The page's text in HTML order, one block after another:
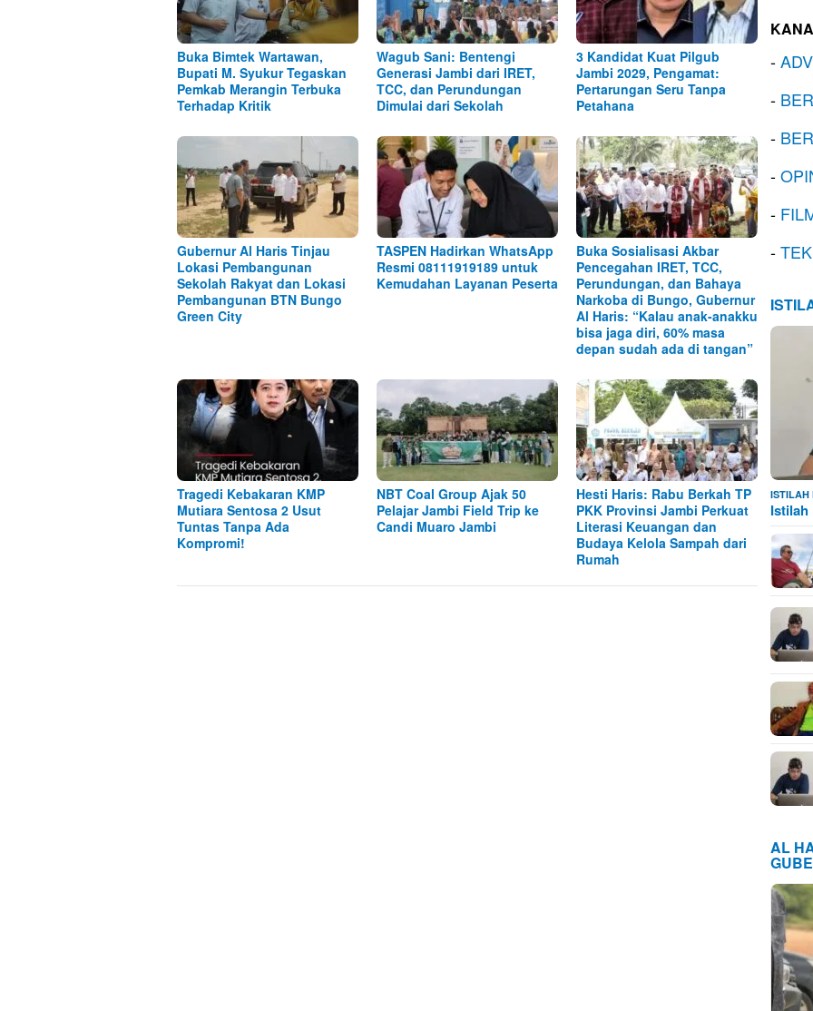
Buka Bimtek Wartawan,
Bupati M. Syukur Tegaskan
Pemkab Merangin Terbuka
Terhadap Kritik
Wagub Sani: Bentengi
Generasi Jambi dari IRET,
TCC, dan Perundungan
Dimulai dari Sekolah
3 Kandidat Kuat Pilgub
Jambi 2029, Pengamat:
Pertarungan Seru Tanpa
Petahana
Gubernur Al Haris Tinjau
Lokasi Pembangunan
Sekolah Rakyat dan Lokasi
Pembangunan BTN Bungo
Green City
TASPEN Hadirkan WhatsApp
Resmi 08111919189 untuk
Kemudahan Layanan Peserta
Buka Sosialisasi Akbar
Pencegahan IRET, TCC,
Perundungan, dan Bahaya
Narkoba di Bungo, Gubernur
Al Haris: “Kalau anak-anakku
bisa jaga diri, 60% masa
depan sudah ada di tangan”
Tragedi Kebakaran KMP
Mutiara Sentosa 2 Usut
Tuntas Tanpa Ada
Kompromi!
NBT Coal Group Ajak 50
Pelajar Jambi Field Trip ke
Candi Muaro Jambi
Hesti Haris: Rabu Berkah TP
PKK Provinsi Jambi Perkuat
Literasi Keuangan dan
Budaya Kelola Sampah dari
Rumah
-
-
-
-
-
-
ISTILAH
Istilah
AL